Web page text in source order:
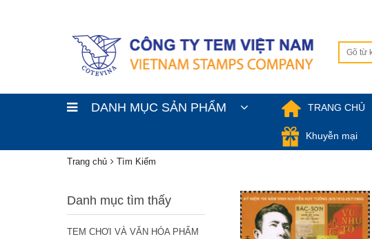
DANH MỤC SẢN PHẨM TRANG CHỦ
Khuyễn mại
Trang chủ Tìm Kiếm
Danh mục tìm thấy
TEM CHƠI VÀ VĂN HÓA PHẨM